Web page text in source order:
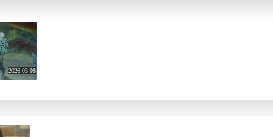
2026-03-08